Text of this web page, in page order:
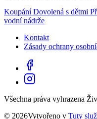
Koupání Dovolená s dětmi
vodní nádrže
Kontakt
Zásady ochrany
Všechna práva vyhrazena
© 2026Vytvořeno v Tuty